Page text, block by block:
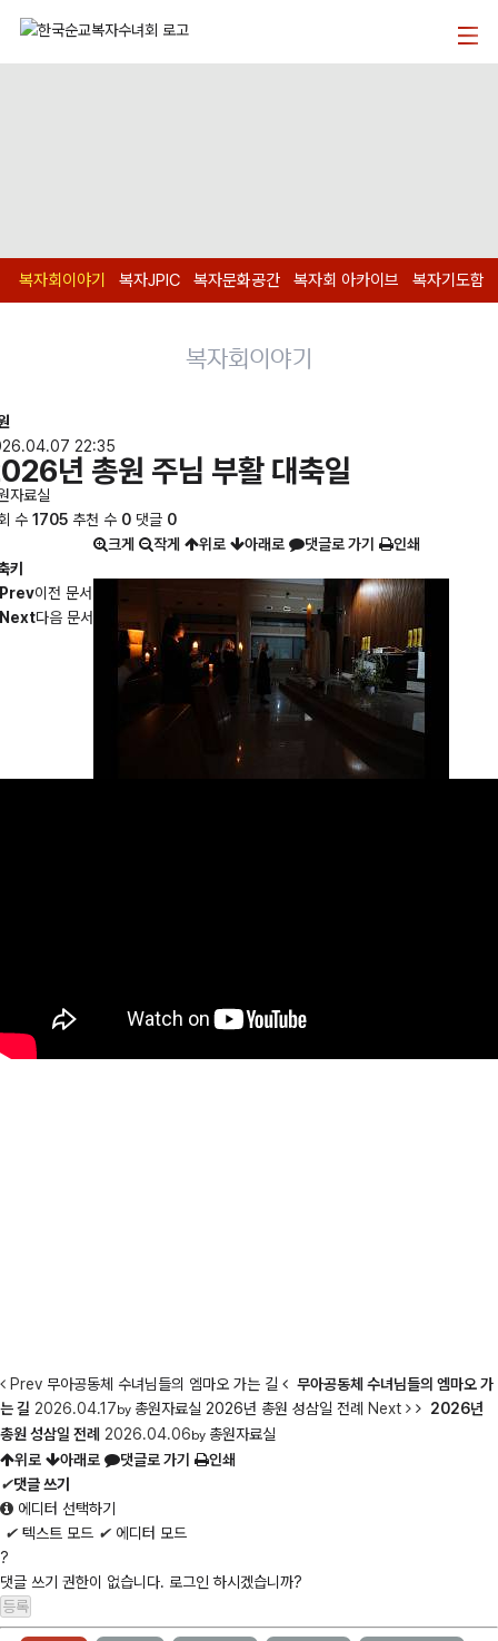
복자회이야기 복자JPIC 복자문화공간 복자회 아카이브 복자기도함
복자회이야기
22:35
년 총원 주님 부활 대축일
자료실
수 1705 추천 수 0 댓글 0
키
Prev이전 문서
Next다음 문서
크게 작게 위로 아래로 댓글로 가기 인쇄
Prev 무아공동체 수녀님들의 엠마오 가는 길
무아공동체 수녀님들의 엠마오 가
는 길 2026.04.17by 총원자료실 2026년 총원 성삼일 전례 Next
2026년
총원 성삼일 전례 2026.04.06by 총원자료실
위로
아래로 댓글로 가기
인쇄
✔댓글 쓰기
에디터 선택하기
✔ 텍스트 모드 ✔ 에디터 모드
?
댓글 쓰기 권한이 없습니다. 로그인 하시겠습니까?